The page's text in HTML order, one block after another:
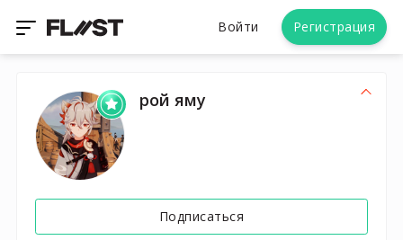
Войти Регистрация
рой яму
Подписаться